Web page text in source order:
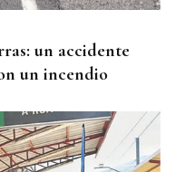
un accidente
un incendio